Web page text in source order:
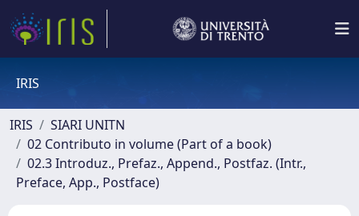
IRIS
IRIS
SIARI UNITN
02 Contributo in volume (Part of a book)
02.3 Introduz., Prefaz., Append., Postfaz. (Intr.,
Preface, App., Postface)